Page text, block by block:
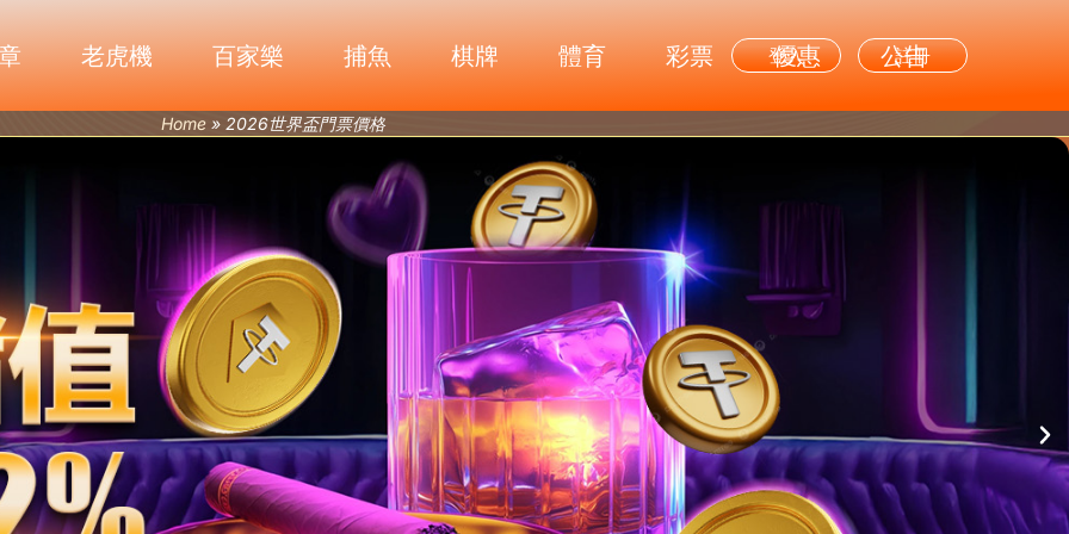
老虎機 百家樂 捕魚 棋牌 體育 彩票 優惠 公告
登入 註冊
Home » 2026世界盃門票價格